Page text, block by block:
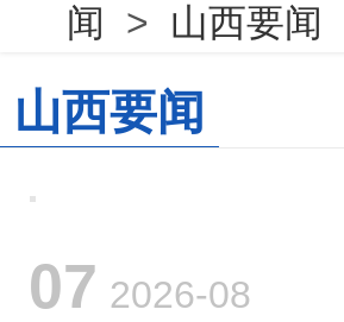
闻 > 山西要闻
山西要闻
07 2026-08